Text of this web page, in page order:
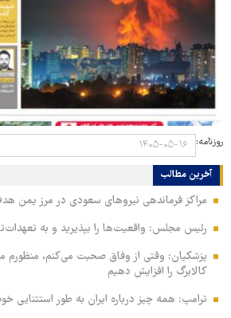
روزنامه:
آخرین مطالب
مراکز فرماندهی نیروهای سعودی در مرز یمن
رئیس مجلس: واقعیت‌ها را بپذیرید و به
پزشکیان: وقتی از وفاق صحبت می‌کنم، منظورم
کالابرگ را افزایش دهیم
ترامپ: همه چیز درباره ایران به طور